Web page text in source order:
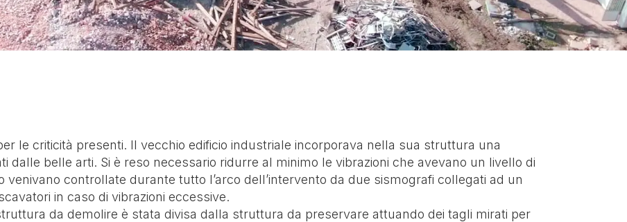
le criticità presenti. Il vecchio edificio industriale incorporava nella sua struttura una
dalle belle arti. Si è reso necessario ridurre al minimo le vibrazioni che avevano un livello di
controllate durante tutto l’arco dell’intervento da due sismografi collegati ad un
in caso di vibrazioni eccessive.
da demolire è stata divisa dalla struttura da preservare attuando dei tagli mirati per